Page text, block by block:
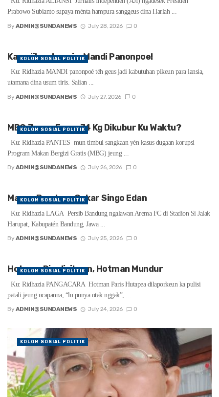
Prabowo Subianto supaya ménta hampura sanggeus dina Harlah ...
By ADMIN@SUNDANEWS July 28, 2026 0
Kawajiban Lansia: Mandi Panonpoe!
Ku: Ridhazia MANDI panonpoé téh geus jadi kabutuhan pikeun para lansia,
utamana dina usum tiris. Salian ...
By ADMIN@SUNDANEWS July 27, 2026 0
KOLOM SOSIAL POLITIK
MBG Jeung Emas 74 Kg Dikubur Ku Waktu?
Ku: Ridhazia PANTES mun timbul sangkaan yén kasus dugaan korupsi
Program Makan Bergizi Gratis (MBG) jeung ...
By ADMIN@SUNDANEWS July 26, 2026 0
KOLOM SOSIAL POLITIK
Maung Bandung Cakar Singo Edan
Ku: Ridhazia LAGA Persib Bandung ngalawan Arema FC di Stadion Si Jalak
Harupat, Kabupatén Bandung, Jawa ...
By ADMIN@SUNDANEWS July 25, 2026 0
KOLOM SOSIAL POLITIK
Hotman Dipolisikeun, Hotman Mundur
Ku: Ridhazia PANGACARA Hotman Paris Hutapea dilaporkeun ka pulisi
patali jeung ucapanna, “lu punya otak nggak”, ...
By ADMIN@SUNDANEWS July 24, 2026 0
KOLOM SOSIAL POLITIK
KOLOM SOSIAL POLITIK